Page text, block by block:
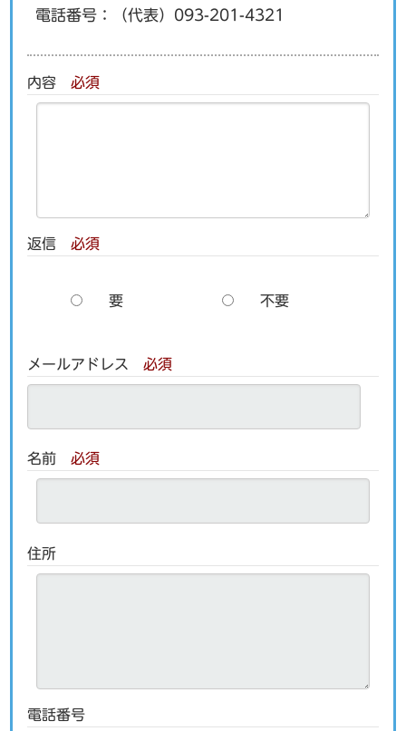
電話番号：
（代表）093-201-4321
内容 必須
返信 必須
要 不要
メールアドレス 必須
名前 必須
住所
電話番号